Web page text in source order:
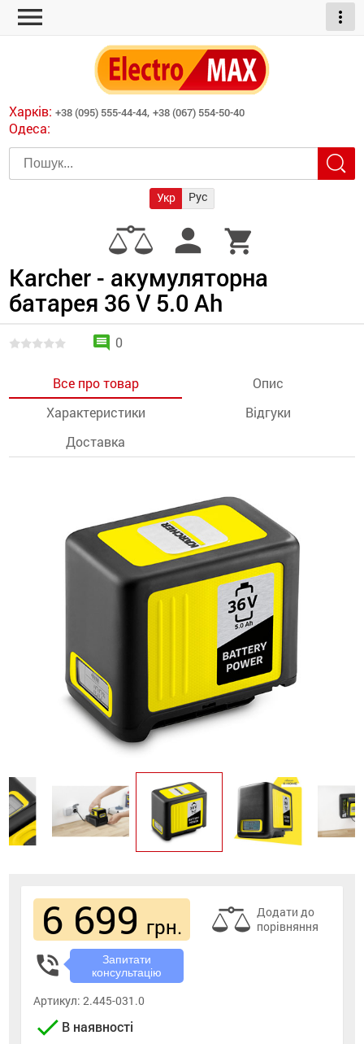
menu more_vert
Харків: +38 (095) 555-44-44, +38 (067) 554-50-40
Одеса:
Укр Рус
person shopping_cart
обігрівачі
машини
для
Karcher - акумуляторна
батарея 36 V 5.0 Ah
comment 0
Все про товар
Опис
Характеристики
Відгуки
Доставка
6 699 грн.
Додати до
порівняння
phone_in_talk
Запитати
консультацію
Артикул:2.445-031.0
check В наявності